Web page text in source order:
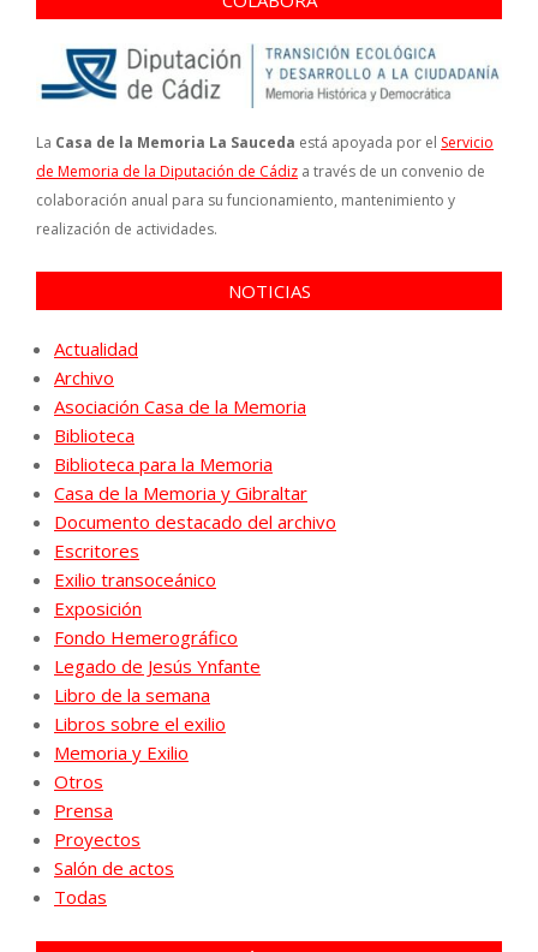
La Casa de la Memoria La Sauceda está apoyada por el Servicio
de Memoria de la Diputación de Cádiz a través de un convenio de
colaboración anual para su funcionamiento, mantenimiento y
realización de actividades.
NOTICIAS
Actualidad
Archivo
Asociación Casa de la Memoria
Biblioteca
Biblioteca para la Memoria
Casa de la Memoria y Gibraltar
Documento destacado del archivo
Escritores
Exilio transoceánico
Exposición
Fondo Hemerográfico
Legado de Jesús Ynfante
Libro de la semana
Libros sobre el exilio
Memoria y Exilio
Otros
Prensa
Proyectos
Salón de actos
Todas